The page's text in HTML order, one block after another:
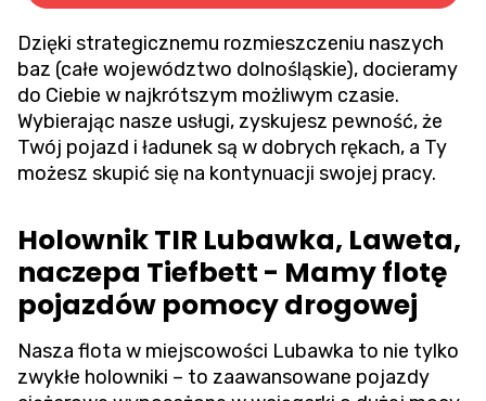
Dzięki strategicznemu rozmieszczeniu naszych
baz (całe województwo dolnośląskie), docieramy
do Ciebie w najkrótszym możliwym czasie.
Wybierając nasze usługi, zyskujesz pewność, że
Twój pojazd i ładunek są w dobrych rękach, a Ty
możesz skupić się na kontynuacji swojej pracy.
Holownik TIR Lubawka, Laweta,
naczepa Tiefbett - Mamy flotę
pojazdów pomocy drogowej
Nasza flota w miejscowości Lubawka to nie tylko
zwykłe holowniki – to zaawansowane pojazdy